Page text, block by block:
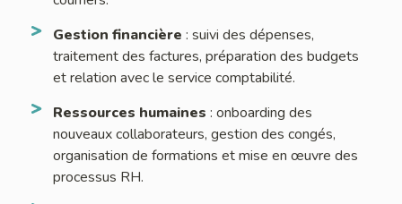
Gestion financière : suivi des dépenses,
traitement des factures, préparation des budgets
et relation avec le service comptabilité.
Ressources humaines : onboarding des
nouveaux collaborateurs, gestion des congés,
organisation de formations et mise en œuvre des
processus RH.